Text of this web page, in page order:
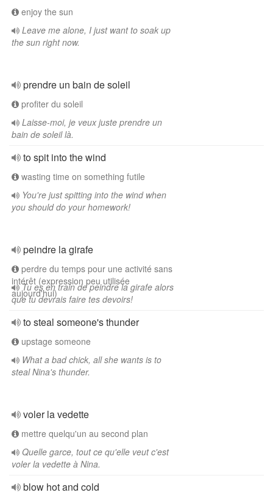
enjoy the sun
Leave me alone, I just want to soak up
the sun right now.
prendre un bain de soleil
profiter du soleil
Laisse-moi, je veux juste prendre un
bain de soleil là.
to spit into the wind
wasting time on something futile
You're just spitting into the wind when
you should do your homework!
peindre la girafe
perdre du temps pour une activité sans
intérêt (expression peu utilisée
aujourd'hui)
Tu es en train de peindre la girafe alors
que tu devrais faire tes devoirs!
to steal someone's thunder
upstage someone
What a bad chick, all she wants is to
steal Nina's thunder.
voler la vedette
mettre quelqu'un au second plan
Quelle garce, tout ce qu'elle veut c'est
voler la vedette à Nina.
blow hot and cold